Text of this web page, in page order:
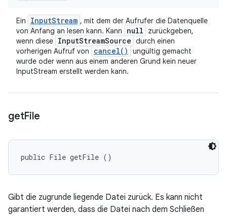
Ein InputStream , mit dem der Aufrufer die Datenquelle
von Anfang an lesen kann. Kann
null
zurückgeben,
wenn diese InputStreamSource durch einen
vorherigen Aufruf von
cancel( )
ungültig gemacht
wurde oder wenn aus einem anderen Grund kein neuer
InputStream erstellt werden kann.
getFile
public File getFile ()
Gibt die zugrunde liegende Datei zurück. Es kann nicht
garantiert werden, dass die Datei nach dem Schließen